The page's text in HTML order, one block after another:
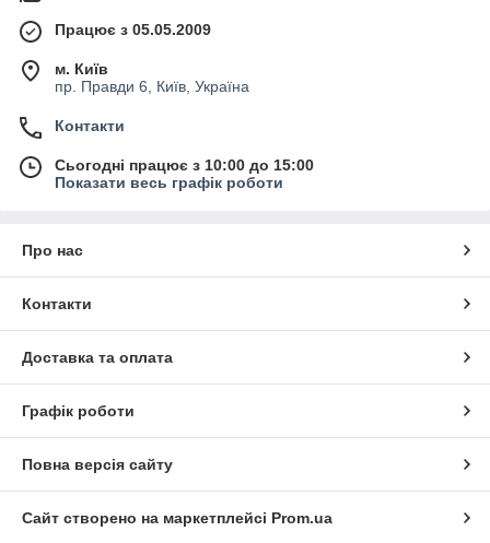
Працює з 05.05.2009
м. Київ
пр. Правди 6, Київ, Україна
Контакти
Сьогодні працює з 10:00 до 15:00
Показати весь графік роботи
Про нас
Контакти
Доставка та оплата
Графік роботи
Повна версія сайту
Сайт створено на маркетплейсі Prom.ua